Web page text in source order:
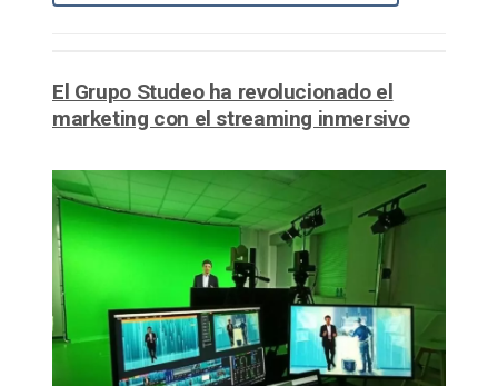
El Grupo Studeo ha revolucionado el
marketing con el streaming inmersivo